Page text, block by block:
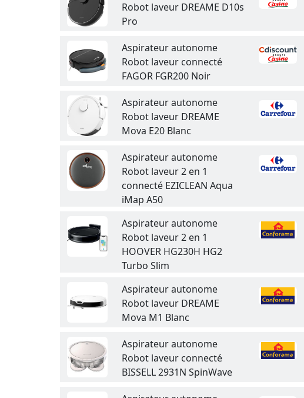
Robot laveur DREAME D10s
Pro
Aspirateur autonome
Robot laveur connecté
FAGOR FGR200 Noir
Aspirateur autonome
Robot laveur DREAME
Mova E20 Blanc
Aspirateur autonome
Robot laveur 2 en 1
connecté EZICLEAN Aqua
iMap A50
Aspirateur autonome
Robot laveur 2 en 1
HOOVER HG230H HG2
Turbo Slim
Aspirateur autonome
Robot laveur DREAME
Mova M1 Blanc
Aspirateur autonome
Robot laveur connecté
BISSELL 2931N SpinWave